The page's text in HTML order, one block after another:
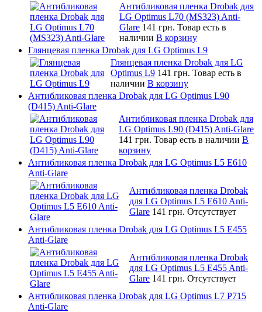
Антибликовая пленка Drobak для
LG Optimus L70 (MS323) Anti-
Glare 141 грн. Товар есть в
наличии В корзину
Глянцевая пленка Drobak для LG Optimus L9
Глянцевая пленка Drobak для LG
Optimus L9 141 грн. Товар есть в
наличии В корзину
Антибликовая пленка Drobak для LG Optimus L90
(D415) Anti-Glare
Антибликовая пленка Drobak для
LG Optimus L90 (D415) Anti-Glare
141 грн. Товар есть в наличии В
корзину
Антибликовая пленка Drobak для LG Optimus L5 E610
Anti-Glare
Антибликовая пленка Drobak
для LG Optimus L5 E610 Anti-
Glare 141 грн. Отсутствует
Антибликовая пленка Drobak для LG Optimus L5 E455
Anti-Glare
Антибликовая пленка Drobak
для LG Optimus L5 E455 Anti-
Glare 141 грн. Отсутствует
Антибликовая пленка Drobak для LG Optimus L7 P715
Anti-Glare